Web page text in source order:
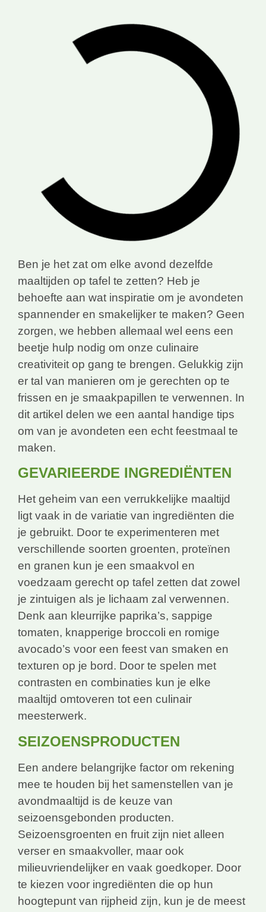
Ben je het zat om elke avond dezelfde
maaltijden op tafel te zetten? Heb je
behoefte aan wat inspiratie om je avondeten
spannender en smakelijker te maken? Geen
zorgen, we hebben allemaal wel eens een
beetje hulp nodig om onze culinaire
creativiteit op gang te brengen. Gelukkig zijn
er tal van manieren om je gerechten op te
frissen en je smaakpapillen te verwennen. In
dit artikel delen we een aantal handige tips
om van je avondeten een echt feestmaal te
maken.
GEVARIEERDE INGREDIËNTEN
Het geheim van een verrukkelijke maaltijd
ligt vaak in de variatie van ingrediënten die
je gebruikt. Door te experimenteren met
verschillende soorten groenten, proteïnen
en granen kun je een smaakvol en
voedzaam gerecht op tafel zetten dat zowel
je zintuigen als je lichaam zal verwennen.
Denk aan kleurrijke paprika’s, sappige
tomaten, knapperige broccoli en romige
avocado’s voor een feest van smaken en
texturen op je bord. Door te spelen met
contrasten en combinaties kun je elke
maaltijd omtoveren tot een culinair
meesterwerk.
SEIZOENSPRODUCTEN
Een andere belangrijke factor om rekening
mee te houden bij het samenstellen van je
avondmaaltijd is de keuze van
seizoensgebonden producten.
Seizoensgroenten en fruit zijn niet alleen
verser en smaakvoller, maar ook
milieuvriendelijker en vaak goedkoper. Door
te kiezen voor ingrediënten die op hun
hoogtepunt van rijpheid zijn, kun je de meest